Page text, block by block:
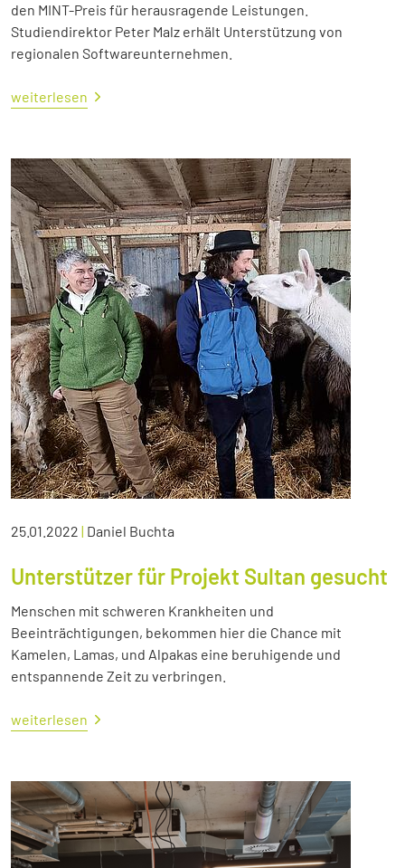
den MINT-Preis für herausragende Leistungen.
Studiendirektor Peter Malz erhält Unterstützung von
regionalen Softwareunternehmen.
weiterlesen
25.01.2022 | Daniel Buchta
Unterstützer für Projekt Sultan gesucht
Menschen mit schweren Krankheiten und
Beeinträchtigungen, bekommen hier die Chance mit
Kamelen, Lamas, und Alpakas eine beruhigende und
entspannende Zeit zu verbringen.
weiterlesen